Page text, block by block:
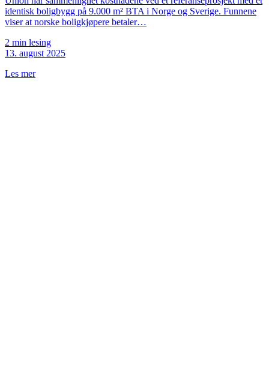
identisk boligbygg på 9.000 m² BTA i Norge og Sverige. Funnene
viser at norske boligkjøpere betaler…
2 min lesing
13. august 2025
Les mer